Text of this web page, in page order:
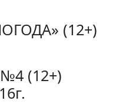
(12+)
(12+)